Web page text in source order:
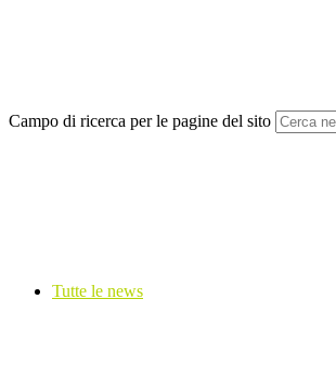
Campo di ricerca per le pagine del sito
Tutte le news